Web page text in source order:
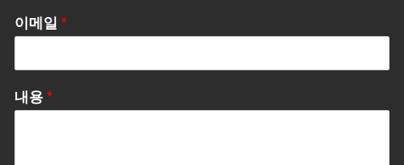
이메일 *
내용 *